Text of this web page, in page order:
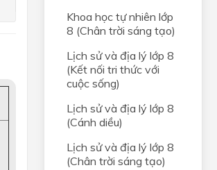
Khoa học tự nhiên lớp
8 (Chân trời sáng tạo)
Lịch sử và địa lý lớp 8
(Kết nối tri thức với
cuộc sống)
Lịch sử và địa lý lớp 8
(Cánh diều)
Lịch sử và địa lý lớp 8
(Chân trời sáng tạo)